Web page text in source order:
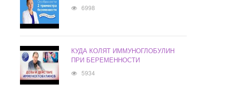
6998
КУДА КОЛЯТ ИММУНОГЛОБУЛИН
ПРИ БЕРЕМЕННОСТИ
5934